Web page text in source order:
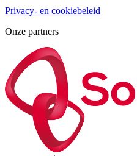
Privacy- en cookiebeleid
Onze partners